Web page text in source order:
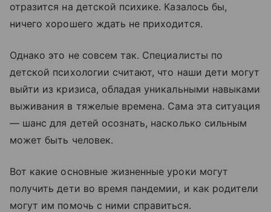
отразится на детской психике. Казалось бы,
ничего хорошего ждать не приходится.
Однако это не совсем так. Специалисты по
детской психологии считают, что наши дети могут
выйти из кризиса, обладая уникальными навыками
выживания в тяжелые времена. Сама эта ситуация
— шанс для детей осознать, насколько сильным
может быть человек.
Вот какие основные жизненные уроки могут
получить дети во время пандемии, и как родители
могут им помочь с ними справиться.